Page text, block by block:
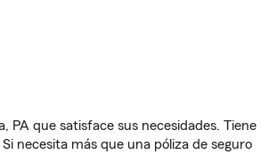
PA que satisface sus necesidades. Tiene
Si necesita más que una póliza de seguro